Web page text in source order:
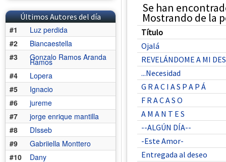
Últimos Autores del día
#1
Luz perdida
#2
Biancaestella
#3
Gonzalo Ramos Aranda
Ramos
#4
Lopera
#5
Ignacio
#6
jureme
#7
jorge enrique mantilla
#8
DIsseb
#9
Gabriiella Monttero
#10
Dany
Se han
Mostrando de la
Título
Ojalá
REVELÁNDOME A MI
...Necesidad
G R A C I A S P A P Á
F R A C A S O
A M A N T E S
--ALGÚN DÍA--
-Este Amor-
Entregada al deseo